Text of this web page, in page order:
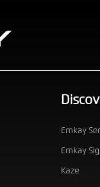
Emkay
Emkay
Kaze